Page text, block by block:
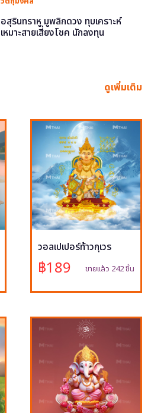
อสุรินทราหู มูพลิกดวง ทุบเคราะห์
เหมาะสายเสี่ยงโชค นักลงทุน
ดูเพิ่มเติม
วอลเปเปอร์ท้าวกุเวร
฿189 ขายแล้ว 242 ชิ้น